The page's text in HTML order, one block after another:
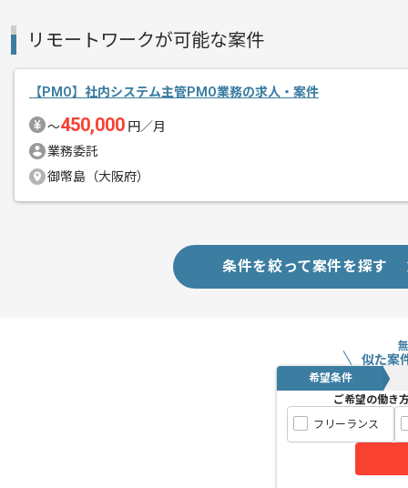
リモートワークが可能な案件
【PMO】社内システム主管PMO業務の求人・案件
〜450,000 円／月
業務委託
御幣島（大阪府）
条件を絞って案件を探す
似た案
希望条件
ご希望の働き
フリーランス